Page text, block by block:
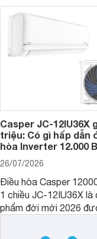
nhiều tính năng và
Casper JC-12IU36X
triệu: Có gì hấp dẫn
hòa Inverter 12.000
26/07/2026
Điều hòa Casper
1 chiều JC-12IU36X là
phẩm đời mới 2026
sở hữu khả năng làm